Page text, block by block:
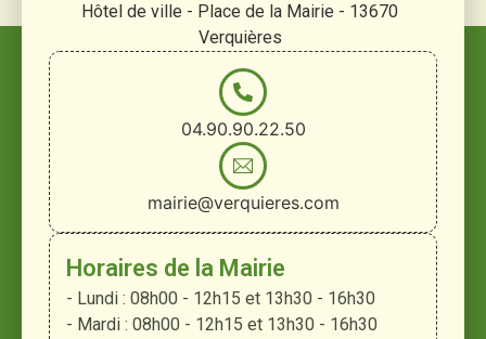
Hôtel de ville - Place de la Mairie - 13670
Verquières
04.90.90.22.50
mairie@verquieres.com
Horaires de la Mairie
- Lundi : 08h00 - 12h15 et 13h30 - 16h30
- Mardi : 08h00 - 12h15 et 13h30 - 16h30